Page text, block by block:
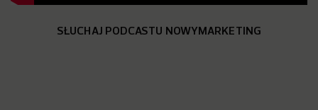
SŁUCHAJ PODCASTU NOWYMARKETING